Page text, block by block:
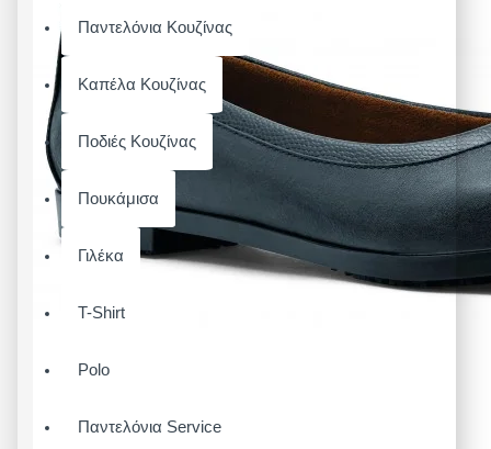
Παντελόνια Κουζίνας
Καπέλα Κουζίνας
Ποδιές Κουζίνας
Πουκάμισα
Γιλέκα
T-Shirt
Polo
Παντελόνια Service